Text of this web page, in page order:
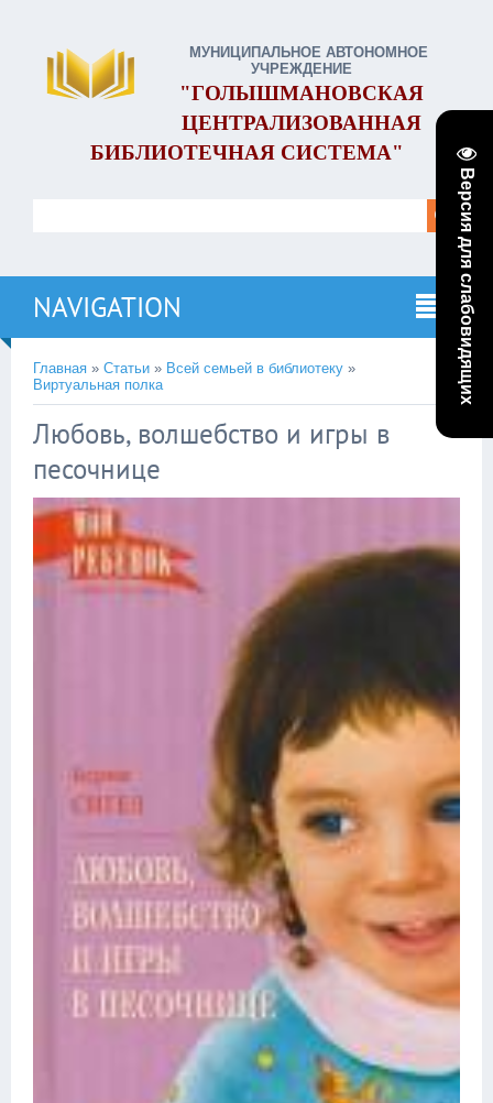
Версия для слабовидящих
МУНИЦИПАЛЬНОЕ АВТОНОМНОЕ
УЧРЕЖДЕНИЕ
"ГОЛЫШМАНОВСКАЯ
ЦЕНТРАЛИЗОВАННАЯ
БИБЛИОТЕЧНАЯ СИСТЕМА"
NAVIGATION
Главная » Статьи » Всей семьей в библиотеку »
Виртуальная полка
Любовь, волшебство и игры в
песочнице